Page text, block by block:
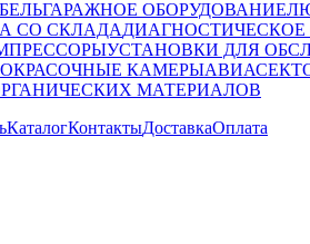
ГАРАЖНОЕ ОБОРУДОВАНИЕ
СО СКЛАДА
УСТАНОВКИ ДЛЯ
КАМЕРЫ
МАТЕРИАЛОВ
КаталогКонтактыДоставкаОплата